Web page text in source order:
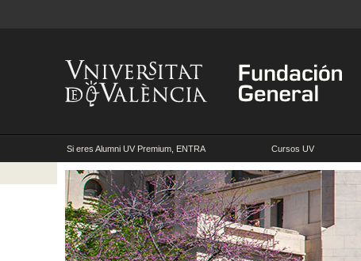
Si eres Alumni UV Premium, ENTRA Cursos UV